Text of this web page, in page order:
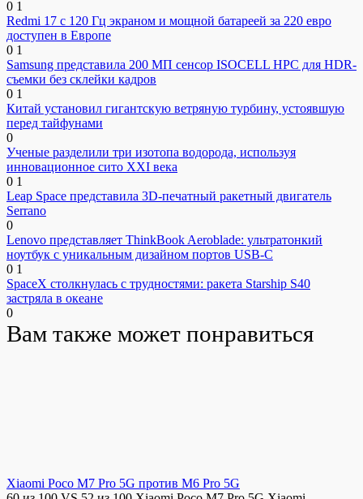
0 1
Redmi 17 с 120 Гц экраном и мощной батареей за 220 евро
доступен в Европе
0 1
Samsung представила 200 МП сенсор ISOCELL HPC для HDR-
съемки без склейки кадров
0 1
Китай установил гигантскую ветряную турбину, устоявшую
перед тайфунами
0
Ученые разделили три изотопа водорода, используя
инновационное сито XXI века
0 1
Leap Space представила 3D-печатный ракетный двигатель
Serrano
0
Lenovo представляет ThinkBook Aeroblade: ультратонкий
ноутбук с уникальным дизайном портов USB-C
0 1
SpaceX столкнулась с трудностями: ракета Starship S40
застряла в океане
0
Вам также может понравиться
Xiaomi Poco M7 Pro 5G против M6 Pro 5G